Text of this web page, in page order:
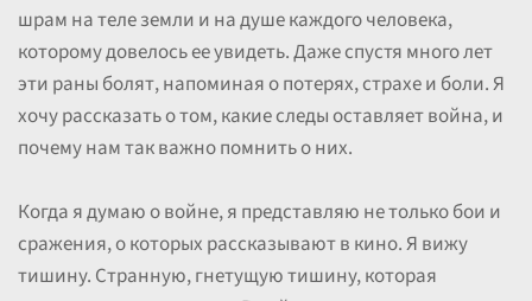
шрам на теле земли и на душе каждого человека,
которому довелось ее увидеть. Даже спустя много лет
эти раны болят, напоминая о потерях, страхе и боли. Я
хочу рассказать о том, какие следы оставляет война, и
почему нам так важно помнить о них.
Когда я думаю о войне, я представляю не только бои и
сражения, о которых рассказывают в кино. Я вижу
тишину. Странную, гнетущую тишину, которая